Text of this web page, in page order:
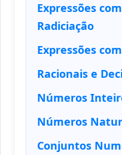
Expressões
Radiciação
Expressões
Racionais e
Números
Números
Conjuntos